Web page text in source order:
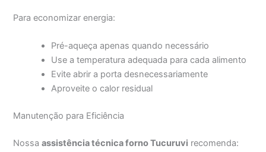
Para economizar energia:
Pré-aqueça apenas quando necessário
Use a temperatura adequada para cada alimento
Evite abrir a porta desnecessariamente
Aproveite o calor residual
Manutenção para Eficiência
Nossaassistência técnica forno Tucuruvi recomenda: